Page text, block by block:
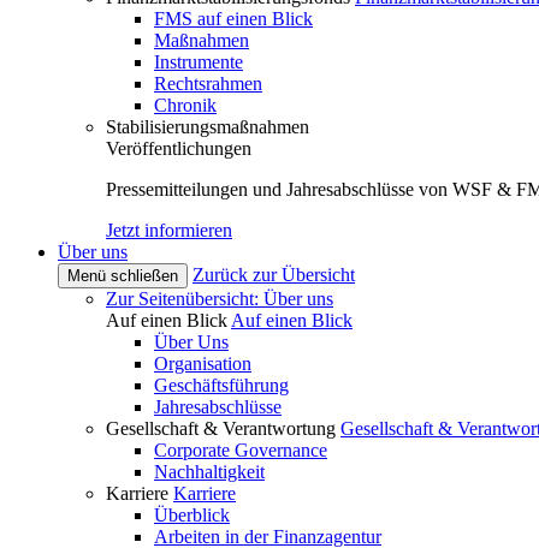
FMS auf einen Blick
Maßnahmen
Instrumente
Rechtsrahmen
Chronik
Stabilisierungsmaßnahmen
Veröffentlichungen
Pressemitteilungen und Jahresabschlüsse von WSF &
Jetzt informieren
Über uns
Menü schließen
Zurück zur Übersicht
Zur Seitenübersicht: Über uns
Auf einen Blick Auf einen Blick
Über Uns
Organisation
Geschäftsführung
Jahresabschlüsse
Gesellschaft & Verantwortung Gesellschaft &
Corporate Governance
Nachhaltigkeit
Karriere Karriere
Überblick
Arbeiten in der Finanzagentur